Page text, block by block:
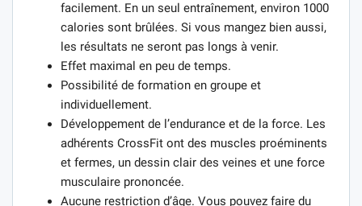
facilement. En un seul entraînement, environ 1000
calories sont brûlées. Si vous mangez bien aussi,
les résultats ne seront pas longs à venir.
Effet maximal en peu de temps.
Possibilité de formation en groupe et
individuellement.
Développement de l’endurance et de la force. Les
adhérents CrossFit ont des muscles proéminents
et fermes, un dessin clair des veines et une force
musculaire prononcée.
Aucune restriction d’âge. Vous pouvez faire du